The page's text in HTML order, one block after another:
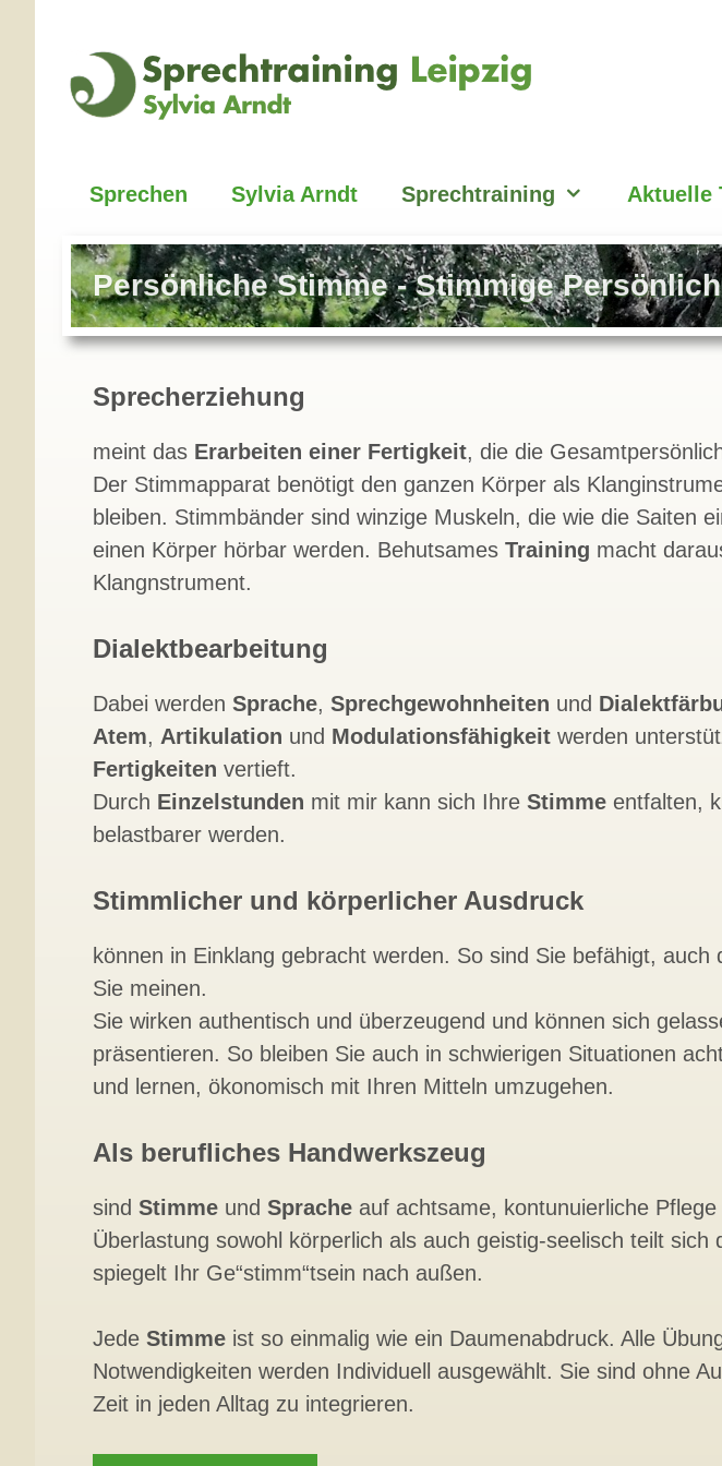
springen
Sprechen Sylvia Arndt Sprechtraining Aktuelle
Persönliche Stimme - Stimmige
Sprecherziehung
meint das Erarbeiten einer Fertigkeit, die die
Der Stimmapparat benötigt den ganzen Körper als
bleiben. Stimmbänder sind winzige Muskeln, die wie die Saiten
einen Körper hörbar werden. Behutsames Training macht
Klangnstrument.
Dialektbearbeitung
Dabei werden Sprache, Sprechgewohnheiten und
Atem, Artikulation und Modulationsfähigkeit werden
Fertigkeiten vertieft.
Durch Einzelstunden mit mir kann sich Ihre Stimme entfalten,
belastbarer werden.
Stimmlicher und körperlicher Ausdruck
können in Einklang gebracht werden. So sind Sie befähigt, auch
Sie meinen.
Sie wirken authentisch und überzeugend und können sich
präsentieren. So bleiben Sie auch in schwierigen Situationen
und lernen, ökonomisch mit Ihren Mitteln umzugehen.
Als berufliches Handwerkszeug
sind Stimme und Sprache auf achtsame, kontunuierliche
Überlastung sowohl körperlich als auch geistig-seelisch teilt sich
spiegelt Ihr Ge“stimm“tsein nach außen.
Jede Stimme ist so einmalig wie ein Daumenabdruck. Alle
Notwendigkeiten werden Individuell ausgewählt. Sie sind ohne
Zeit in jeden Alltag zu integrieren.